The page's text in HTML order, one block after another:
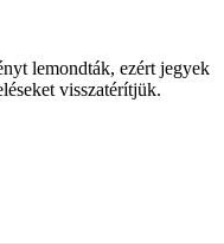
lemondták, ezért jegyek
visszatérítjük.